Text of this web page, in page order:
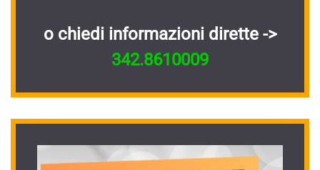
o chiedi informazioni dirette ->
342.8610009